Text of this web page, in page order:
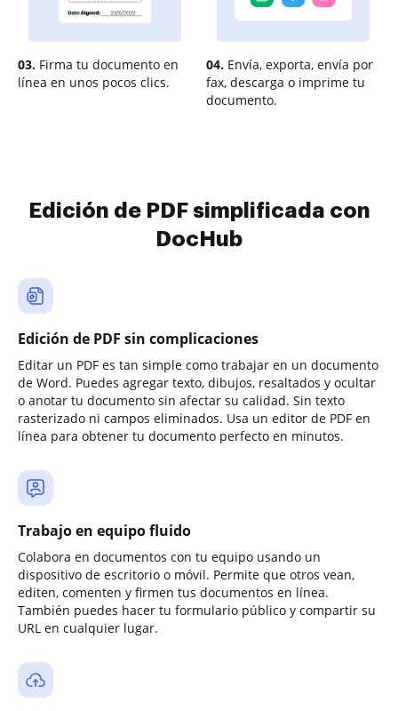
03. Firma tu documento en
línea en unos pocos clics.
04. Envía, exporta, envía por
fax, descarga o imprime tu
documento.
Edición de PDF simplificada con
DocHub
Edición de PDF sin complicaciones
Editar un PDF es tan simple como trabajar en un documento
de Word. Puedes agregar texto, dibujos, resaltados y ocultar
o anotar tu documento sin afectar su calidad. Sin texto
rasterizado ni campos eliminados. Usa un editor de PDF en
línea para obtener tu documento perfecto en minutos.
Trabajo en equipo fluido
Colabora en documentos con tu equipo usando un
dispositivo de escritorio o móvil. Permite que otros vean,
editen, comenten y firmen tus documentos en línea.
También puedes hacer tu formulario público y compartir su
URL en cualquier lugar.